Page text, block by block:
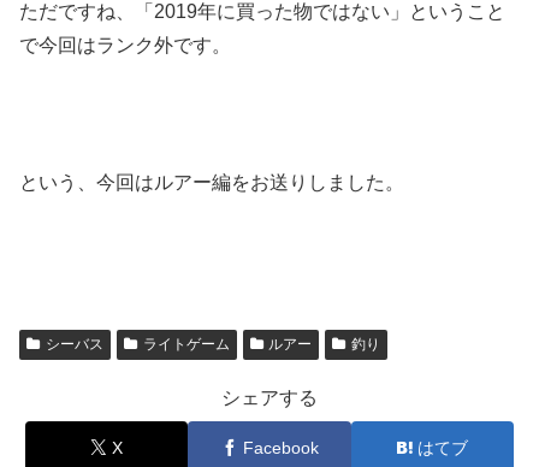
ただですね、「2019年に買った物ではない」ということ
で今回はランク外です。
という、今回はルアー編をお送りしました。
シーバス ライトゲーム ルアー 釣り
シェアする
X Facebook はてブ